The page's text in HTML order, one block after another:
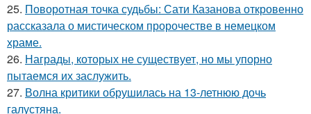
25. Поворотная точка судьбы: Сати Казанова откровенно
рассказала о мистическом пророчестве в немецком
храме.
26. Награды, которых не существует, но мы упорно
пытаемся их заслужить.
27. Волна критики обрушилась на 13-летнюю дочь
галустяна.